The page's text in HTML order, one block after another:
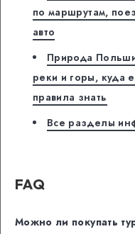
по маршрутам,
авто
Природа
реки и горы, куда
правила знать
Все разделы
FAQ
Можно ли покупать